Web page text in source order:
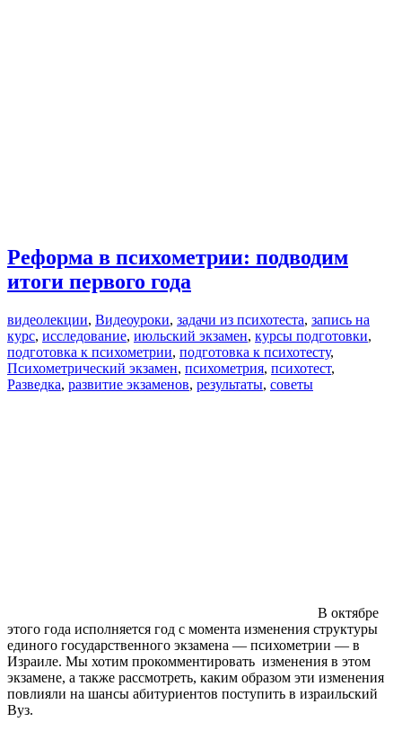
Реформа в психометрии: подводим
итоги первого года
видеолекции, Видеоуроки, задачи из психотеста, запись на
курс, исследование, июльский экзамен, курсы подготовки,
подготовка к психометрии, подготовка к психотесту,
Психометрический экзамен, психометрия, психотест,
Разведка, развитие экзаменов, результаты, советы
В октябре
этого года исполняется год с момента изменения структуры
единого государственного экзамена — психометрии — в
Израиле. Мы хотим прокомментировать изменения в этом
экзамене, а также рассмотреть, каким образом эти изменения
повлияли на шансы абитуриентов поступить в израильский
Вуз.